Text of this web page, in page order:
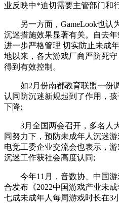
业反映中*迫切需要主管部门和
另一方面，GameLook也认
沉迷措施效果显著有关。自去
进一步严格管理 切实防止未成
地以来，各大游戏厂商严防死
得到有效控制。
如2月份南都教育联盟一份
认同防沉迷新规起到了作用，
下降;
3月全国两会召开，多名人
同努力下，预防未成年人沉迷
电竞工委企业交流会也表示，
沉迷工作获社会高度认同;
今年11月，音数协、中国游
合发布《2022中国游戏产业未
七成未成年人每周游戏时长在3